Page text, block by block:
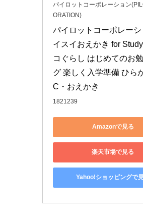
パイロットコーポレーション
ORATION)
パイロットコーポレーシ
イスイおえかき for
コぐらし はじめてのお
グ 楽しく入学準備 ひら
C・おえかき
1821239
Amazonで見る
楽天市場で見る
Yahoo!ショッピングで